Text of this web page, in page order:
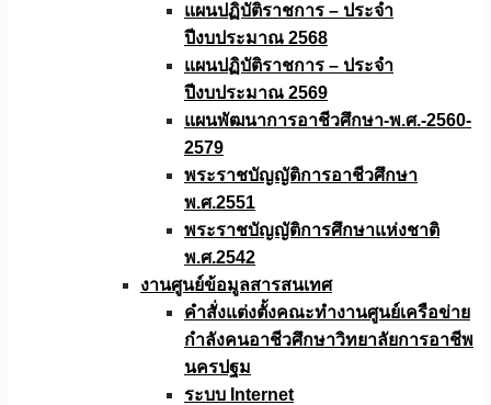
แผนปฏิบัติราชการ – ประจำ
ปีงบประมาณ 2568
แผนปฏิบัติราชการ – ประจำ
ปีงบประมาณ 2569
แผนพัฒนาการอาชีวศึกษา-พ.ศ.-2560-
2579
พระราชบัญญัติการอาชีวศึกษา
พ.ศ.2551
พระราชบัญญัติการศึกษาแห่งชาติ
พ.ศ.2542
งานศูนย์ข้อมูลสารสนเทศ
คำสั่งแต่งตั้งคณะทำงานศูนย์เครือข่าย
กำลังคนอาชีวศึกษาวิทยาลัยการอาชีพ
นครปฐม
ระบบ Internet